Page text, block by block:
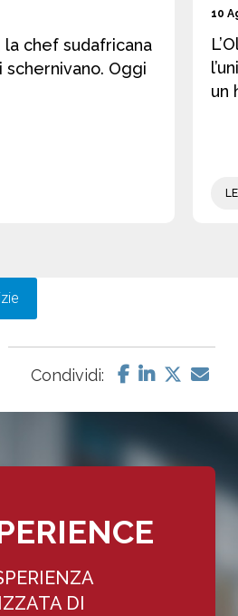
la chef sudafricana
schernivano. Oggi
10
un
Condividi:
DI